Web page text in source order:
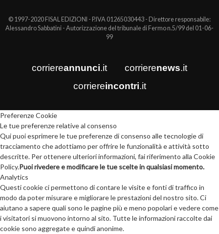
© 1997-2020 FISAL EDIZIONI - P.IVA 01265030443 - Direttore responsabile:
Alessandro Sabbatini - Autorizzazione del tribunale di Fermo n.5/99 del 01-06-
99
corriereannunci.it corrierenews.it
corriereincontri.it
Preferenze Cookie
Le tue preferenze relative al consenso
Qui puoi esprimere le tue preferenze di consenso alle tecnologie di
tracciamento che adottiamo per offrire le funzionalità e attività sotto
descritte. Per ottenere ulteriori informazioni, fai riferimento alla Cookie
Policy.Puoi rivedere e modificare le tue scelte in qualsiasi momento.
Analytics
Questi cookie ci permettono di contare le visite e fonti di traffico in
modo da poter misurare e migliorare le prestazioni del nostro sito. Ci
aiutano a sapere quali sono le pagine più e meno popolari e vedere come
i visitatori si muovono intorno al sito. Tutte le informazioni raccolte dai
cookie sono aggregate e quindi anonime.